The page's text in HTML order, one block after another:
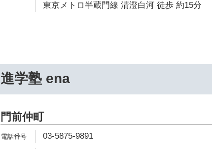
東京メトロ半蔵門線 清澄白河 徒歩 約15分
進学塾 ena
門前仲町
03-5875-9891